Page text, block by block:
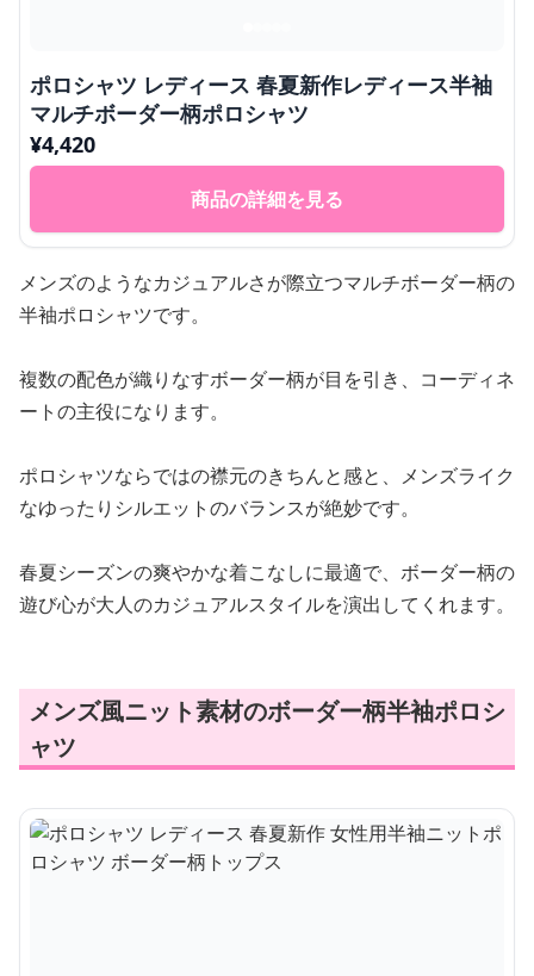
ポロシャツ レディース 春夏新作レディース半袖
マルチボーダー柄ポロシャツ
¥4,420
商品の詳細を見る
メンズのようなカジュアルさが際立つマルチボーダー柄の
半袖ポロシャツです。
複数の配色が織りなすボーダー柄が目を引き、コーディネ
ートの主役になります。
ポロシャツならではの襟元のきちんと感と、メンズライク
なゆったりシルエットのバランスが絶妙です。
春夏シーズンの爽やかな着こなしに最適で、ボーダー柄の
遊び心が大人のカジュアルスタイルを演出してくれます。
メンズ風ニット素材のボーダー柄半袖ポロシ
ャツ